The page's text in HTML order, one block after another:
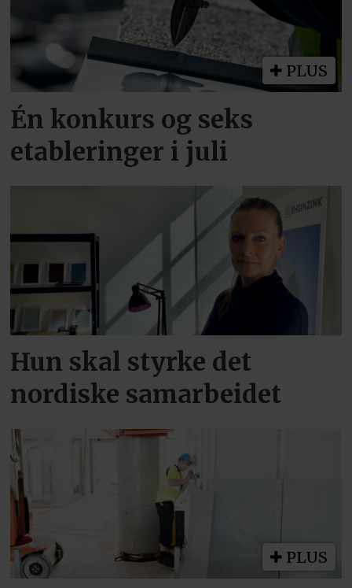
PLUS
Én konkurs og seks
etableringer i juli
Hun skal styrke det
nordiske samarbeidet
PLUS